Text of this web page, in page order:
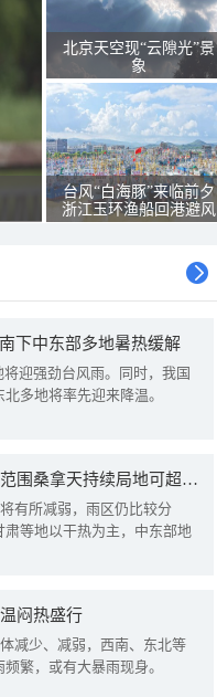
北京天空现“云隙光”景
象
台风“白海豚”来临前夕
浙江玉环渔船回港避风
下中东部多地暑热缓解
迎强劲台风雨。同时，我国
多地将率先迎来降温。
我国降雨强度进一步减弱 中东部大范围桑拿天持续局地可超38℃
有所减弱，雨区仍比较分
等地以干热为主，中东部地
闷热盛行
减少、减弱，西南、东北等
繁，或有大暴雨现身。